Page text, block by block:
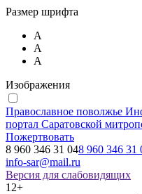
Размер шрифта
А
А
А
Изображения
Православное поволжье
портал Саратовской
Пожертвовать
8 960 346 31 048 960 346 31
info-sar@mail.ru
Версия для слабовидящих
12+